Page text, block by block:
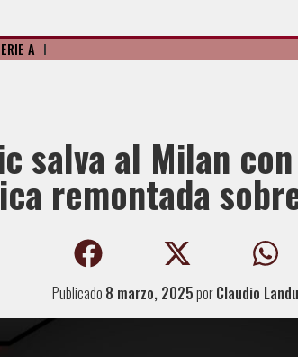
A I
salva al Milan
remontada
Publicado 8 marzo, 2025porClaudio